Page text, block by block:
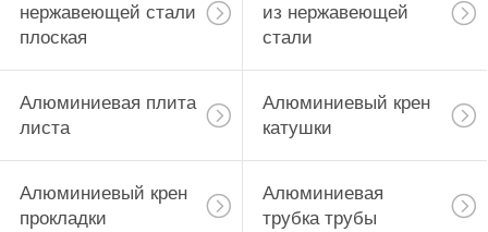
нержавеющей стали
плоская
из нержавеющей
стали
Алюминиевая плита
листа
Алюминиевый крен
катушки
Алюминиевый крен
прокладки
Алюминиевая
трубка трубы